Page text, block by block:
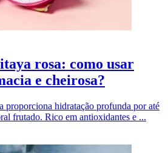
rosa: como usar
e cheirosa?
proporciona hidratação profunda por até
frutado. Rico em antioxidantes e ...